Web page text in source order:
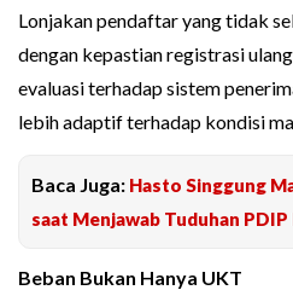
Lonjakan pendaftar yang tidak
dengan kepastian registrasi
evaluasi terhadap sistem
lebih adaptif terhadap kondisi
Baca Juga: Hasto Singgung
saat Menjawab Tuduhan
Beban Bukan Hanya UKT